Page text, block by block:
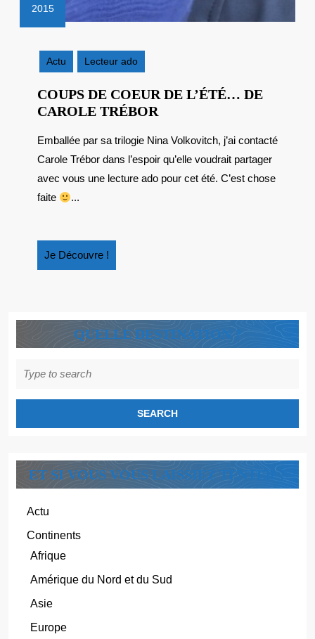
2015
2015
Actu
Lecteur ado
COUPS DE COEUR DE L’ÉTÉ… DE
CAROLE TRÉBOR
COEUR
DE
L’ÉTÉ…
Emballée par sa trilogie Nina Volkovitch, j’ai contacté
Carole Trébor dans l’espoir qu’elle voudrait partager
avec vous une lecture ado pour cet été. C’est chose
faite
...
Je Découvre !
Découvre
QUELLE DESTINATION ?
for:
ET SI VOUS VOUS LAISSIEZ TENTER ?
Actu
Continents
Afrique
Amérique du Nord et du Sud
Asie
Europe